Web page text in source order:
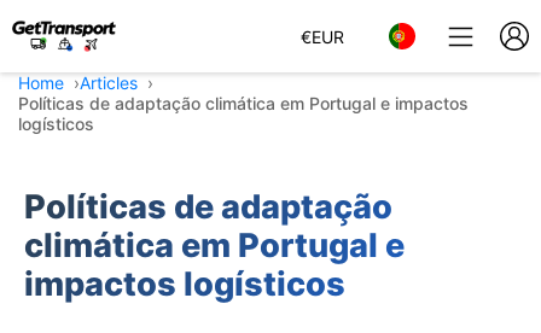
€EUR
Home
Articles
Políticas de adaptação climática em Portugal e impactos
logísticos
Políticas de adaptação
climática em Portugal e
impactos logísticos